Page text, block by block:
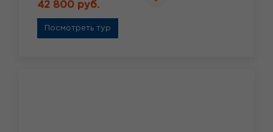
42 800 руб.
Посмотреть тур